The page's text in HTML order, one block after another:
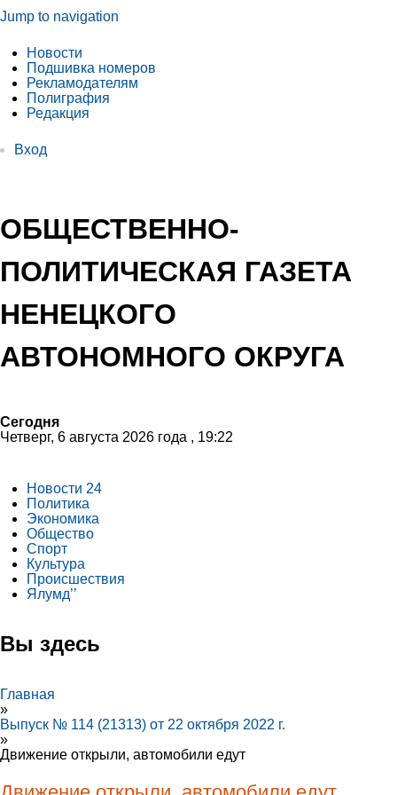
Jump to navigation
Новости
Подшивка номеров
Рекламодателям
Полиграфия
Редакция
Вход
ОБЩЕСТВЕННО-
ПОЛИТИЧЕСКАЯ ГАЗЕТА
НЕНЕЦКОГО
АВТОНОМНОГО ОКРУГА
Сегодня
Четверг, 6 августа 2026 года , 19:22
Новости 24
Политика
Экономика
Общество
Спорт
Культура
Происшествия
Ялумд’’
Вы здесь
Главная
»
Выпуск № 114 (21313) от 22 октября 2022 г.
»
Движение открыли, автомобили едут